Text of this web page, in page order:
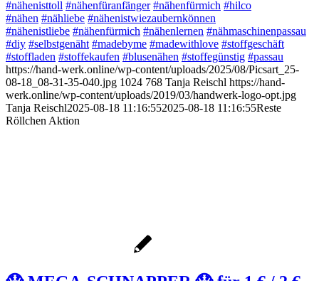
#nähenisttoll #nähenfüranfänger #nähenfürmich #hilco
#nähen #nähliebe #nähenistwiezaubernkönnen
#nähenistliebe #nähenfürmich #nähenlernen #nähmaschinenpassau
#diy #selbstgenäht #madebyme #madewithlove #stoffgeschäft
#stoffladen #stoffekaufen #blusenähen #stoffegünstig #passau
https://hand-werk.online/wp-content/uploads/2025/08/Picsart_25-
08-18_08-31-35-040.jpg 1024 768 Tanja Reischl https://hand-
werk.online/wp-content/uploads/2019/03/handwerk-logo-opt.jpg
Tanja Reischl2025-08-18 11:16:552025-08-18 11:16:55Reste
Röllchen Aktion